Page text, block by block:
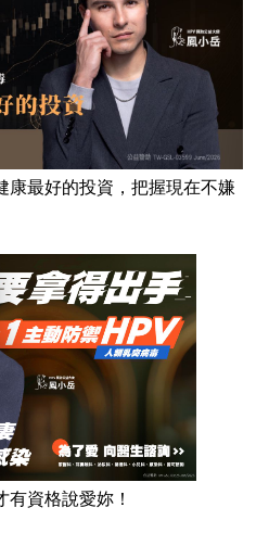
康最好的投資，把握現在不嫌
資格說愛妳！